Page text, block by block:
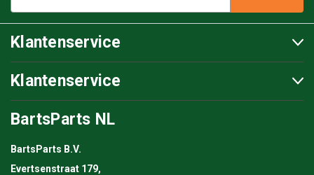
Klantenservice
Klantenservice
BartsParts NL
BartsParts B.V.
Evertsenstraat 179,